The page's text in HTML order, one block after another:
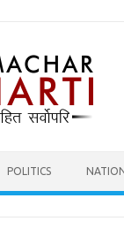
POLITICS